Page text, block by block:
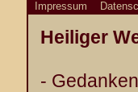
Impressum
Heiliger
-